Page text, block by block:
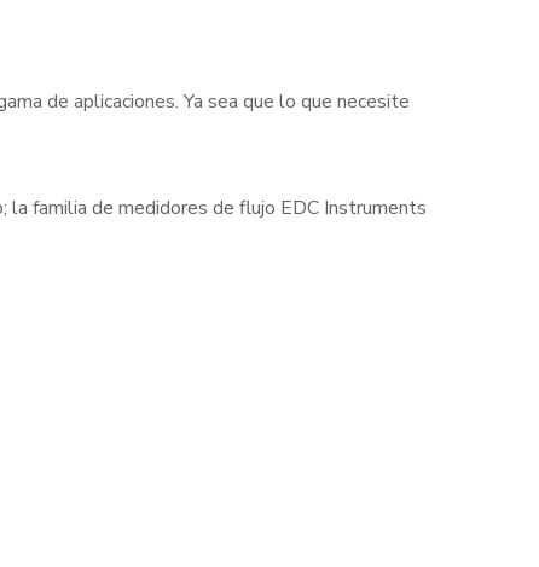
de aplicaciones. Ya sea que lo que necesite
la familia de medidores de flujo EDC Instruments